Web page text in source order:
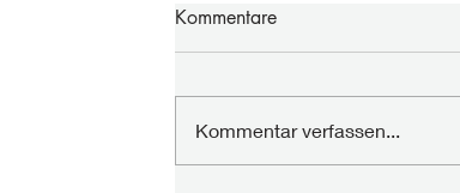
Kommentare
Kommentar verfassen...